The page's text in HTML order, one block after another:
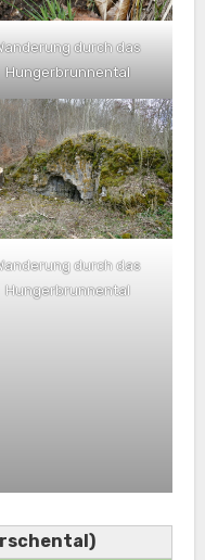
durch das
Hungerbrunnental
durch das
Hungerbrunnental